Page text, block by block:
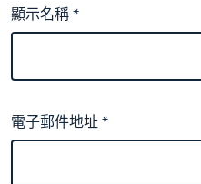
顯示名稱*
電子郵件地址*